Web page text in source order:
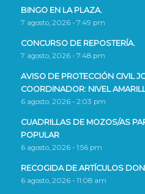
BINGO EN LA PLAZA.
7 agosto, 2026 - 7:49 pm
CONCURSO DE REPOSTERÍA.
7 agosto, 2026 - 7:48 pm
AVISO DE PROTECCIÓN CIVIL
COORDINADOR: NIVEL
6 agosto, 2026 - 2:03 pm
CUADRILLAS DE MOZOS/AS
POPULAR
6 agosto, 2026 - 1:56 pm
RECOGIDA DE ARTÍCULOS
6 agosto, 2026 - 11:08 am